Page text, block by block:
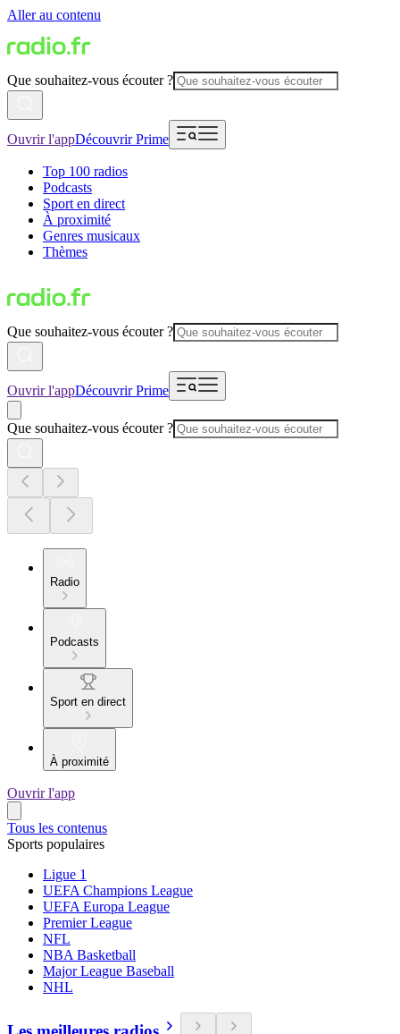
Aller au contenu
Que souhaitez-vous écouter ?
Ouvrir l'appDécouvrir Prime
Top 100 radios
Podcasts
Sport en direct
À proximité
Genres musicaux
Thèmes
Que souhaitez-vous écouter ?
Ouvrir l'appDécouvrir Prime
Que souhaitez-vous écouter ?
Radio
Podcasts
Sport en direct
À proximité
Ouvrir l'app
Tous les contenus
Sports populaires
Ligue 1
UEFA Champions League
UEFA Europa League
Premier League
NFL
NBA Basketball
Major League Baseball
NHL